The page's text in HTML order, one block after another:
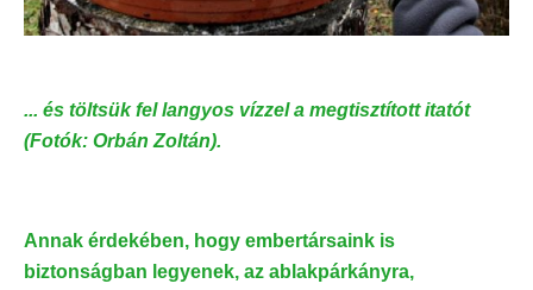
... és töltsük fel langyos vízzel a megtisztított itatót
(Fotók: Orbán Zoltán).
Annak érdekében, hogy embertársaink is
biztonságban legyenek, az ablakpárkányra,